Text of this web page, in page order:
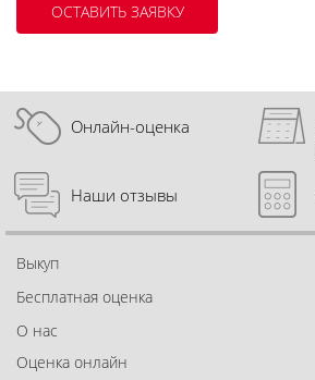
Онлайн-оценка
Наши отзывы
Выкуп
Бесплатная оценка
О нас
Оценка онлайн